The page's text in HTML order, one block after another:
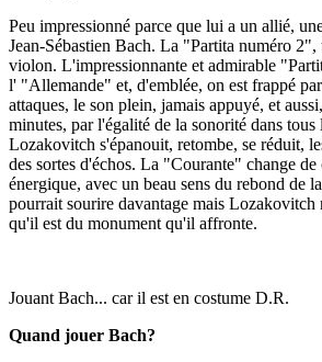
Peu impressionné parce que lui a un allié,
Jean-Sébastien Bach. La "Partita numéro 2",
violon. L'impressionnante et admirable
l' "Allemande" et, d'emblée, on est frappé
attaques, le son plein, jamais appuyé, et
minutes, par l'égalité de la sonorité dans tous
Lozakovitch s'épanouit, retombe, se réduit,
des sortes d'échos. La "Courante" change
énergique, avec un beau sens du rebond de
pourrait sourire davantage mais Lozakovitch
qu'il est du monument qu'il affronte.
Jouant Bach... car il est en costume D.R.
Quand jouer Bach?